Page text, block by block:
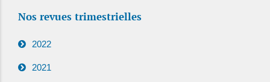
Nos revues trimestrielles
2022
2021